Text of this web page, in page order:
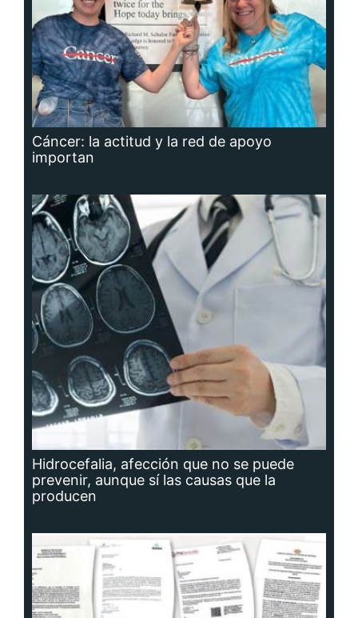
Cáncer: la actitud y la red de apoyo
importan
Hidrocefalia, afección que no se puede
prevenir, aunque sí las causas que la
producen